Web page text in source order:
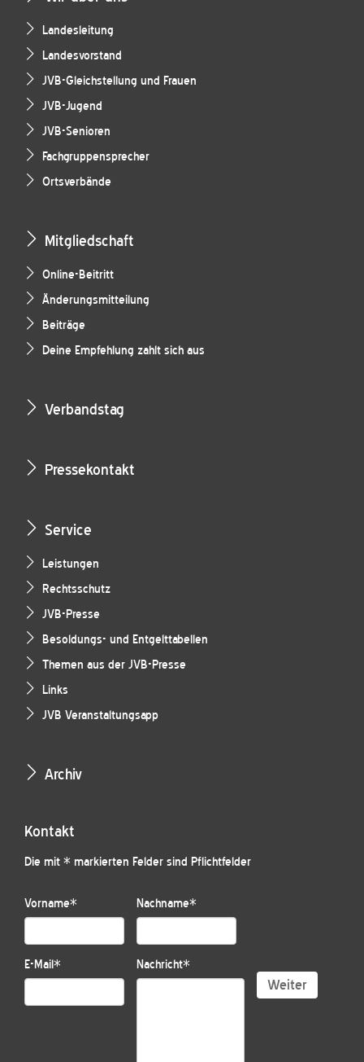
Landesleitung
Landesvorstand
JVB-Gleichstellung und Frauen
JVB-Jugend
JVB-Senioren
Fachgruppensprecher
Ortsverbände
Mitgliedschaft
Online-Beitritt
Änderungsmitteilung
Beiträge
Deine Empfehlung zahlt sich aus
Verbandstag
Pressekontakt
Service
Leistungen
Rechtsschutz
JVB-Presse
Besoldungs- und Entgelttabellen
Themen aus der JVB-Presse
Links
JVB Veranstaltungsapp
Archiv
Kontakt
Die mit * markierten Felder sind Pflichtfelder
Vorname* Nachname*
E-Mail* Nachricht*
Weiter